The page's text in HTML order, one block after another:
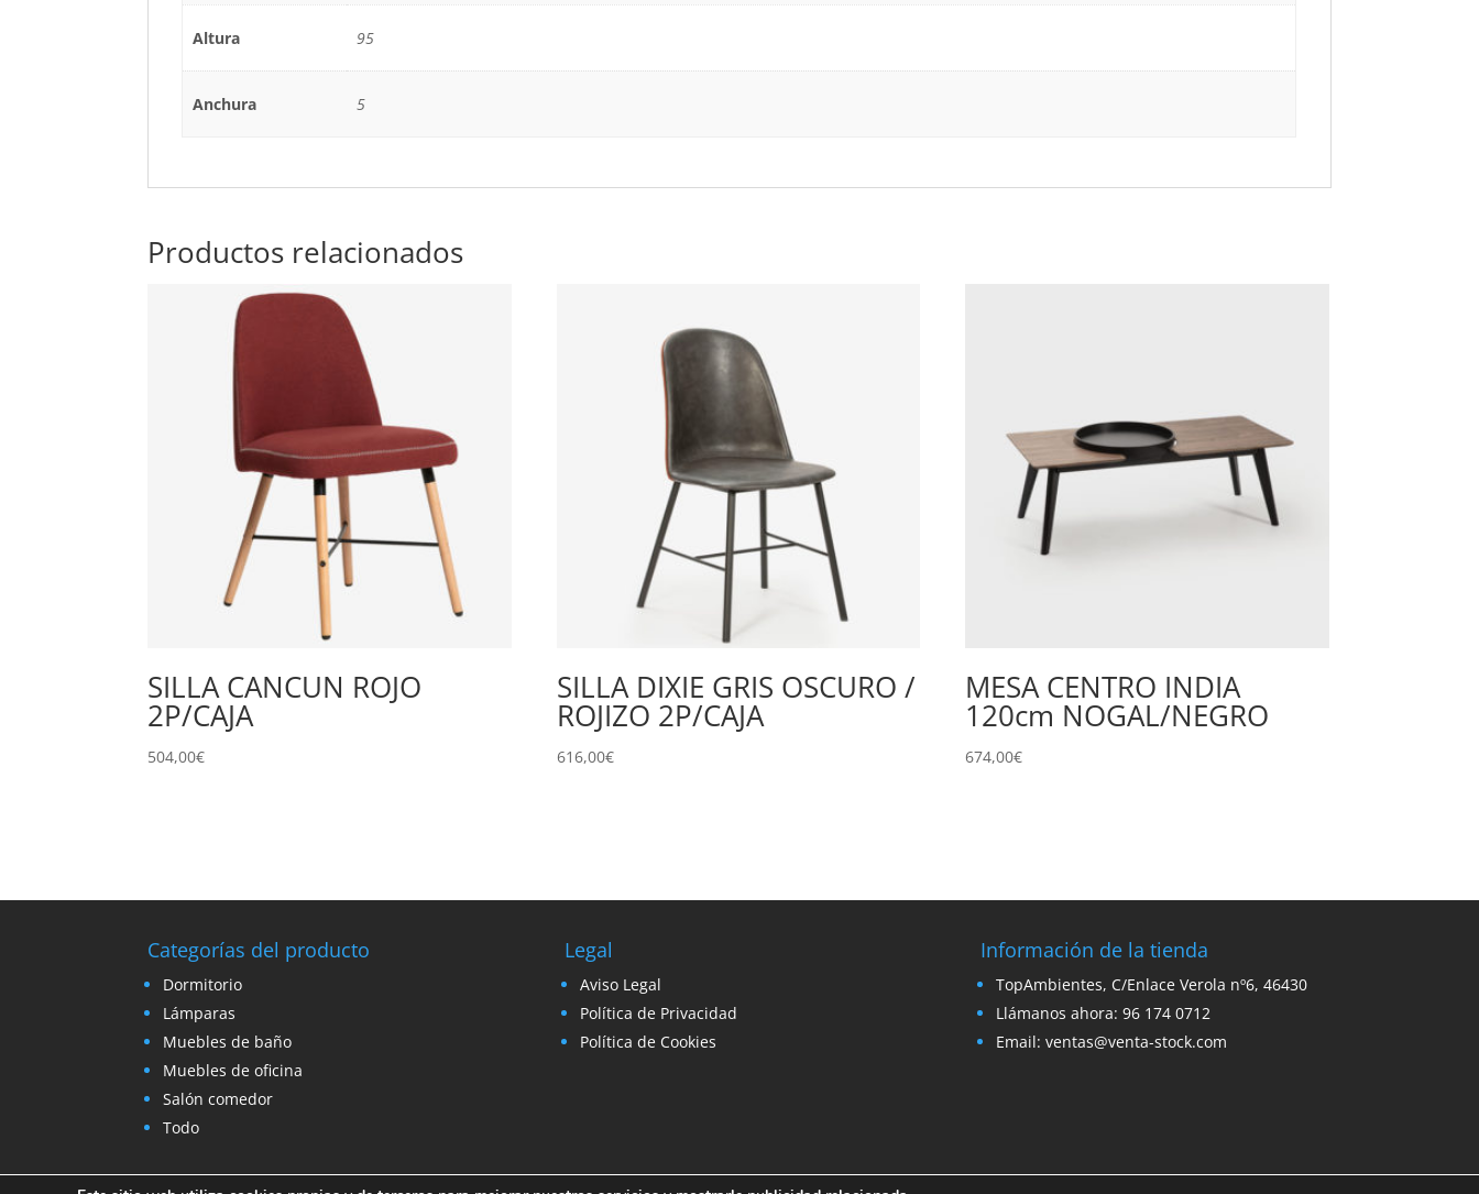
Altura 95
Anchura 5
Productos relacionados
SILLA CANCUN ROJO
2P/CAJA
504,00€
SILLA DIXIE GRIS OSCURO /
ROJIZO 2P/CAJA
616,00€
MESA CENTRO INDIA
120cm NOGAL/NEGRO
674,00€
Categorías del producto
Dormitorio
Lámparas
Muebles de baño
Muebles de oficina
Salón comedor
Todo
Legal
Aviso Legal
Política de Privacidad
Política de Cookies
Información de la tienda
TopAmbientes, C/Enlace Verola nº6, 46430
Llámanos ahora: 96 174 0712
Email: ventas@venta-stock.com